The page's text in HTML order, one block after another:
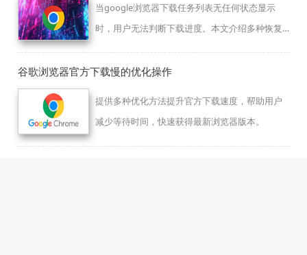
当google浏览器下载任务列表无任何状态显示
时，用户无法判断下载进度。本文介绍多种恢复
度。
谷歌浏览器官方下载慢的优化操作
提供多种优化方法提升官方下载速度，帮助用户
减少等待时间，快速获得最新浏览器版本。